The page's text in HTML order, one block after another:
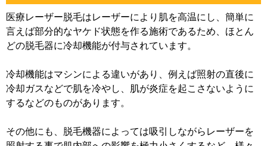
医療レーザー脱毛はレーザーにより肌を高温にし、簡単に
言えば部分的なヤケド状態を作る施術であるため、ほとん
どの脱毛器に冷却機能が付与されています。
冷却機能はマシンによる違いがあり、例えば照射の直後に
冷却ガスなどで肌を冷やし、肌が炎症を起こさないように
するなどのものがあります。
その他にも、脱毛機器によっては吸引しながらレーザーを